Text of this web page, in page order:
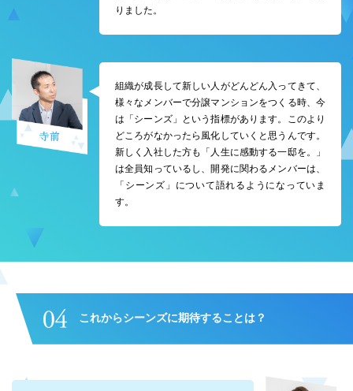
りました。
組織が成長して新しい人がどんどん入ってきて、
様々なメンバーで分譲マンションをつくる時、今
は「シーンズ」という指標があります。このより
どころがなかったら風化していくと思うんです。
新しく入社した方も「人生に感動する一邸を。」
は全員知っているし、開発に関わるメンバーは、
「シーンズ」について語れるようになっていま
す。
これからシーンズに期待することは？